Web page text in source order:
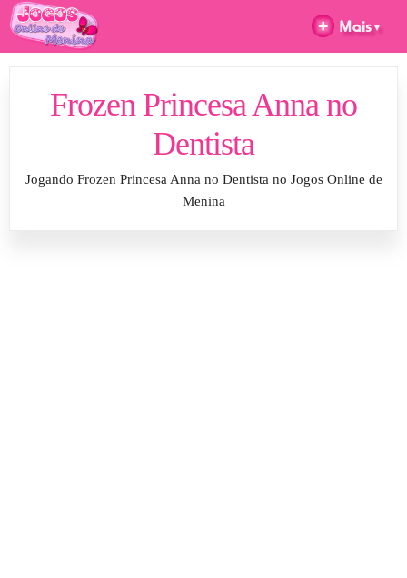
Frozen Princesa Anna no
Dentista
Jogando Frozen Princesa Anna no Dentista no Jogos Online de
Menina